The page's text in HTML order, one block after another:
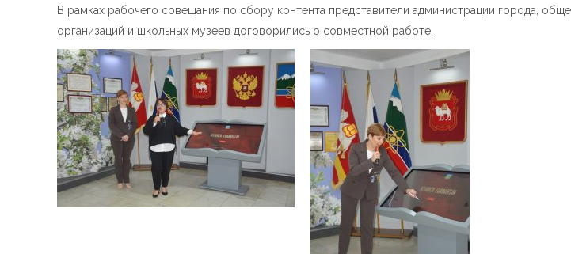
В рамках рабочего совещания по сбору контента представители администрации города,
организаций и школьных музеев договорились о совместной работе.